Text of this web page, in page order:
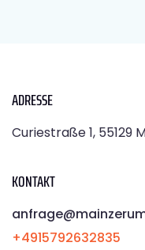
ADRESSE
Curiestraße 1, 55129
KONTAKT
+4915792632835